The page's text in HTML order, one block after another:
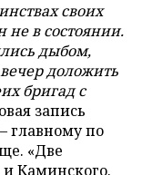
своих
в состоянии.
дыбом,
доложить
бригад с
запись
главному по
«Две
Каминского.